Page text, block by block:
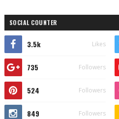
SOCIAL COUNTER
3.5k Likes
735 Followers
524 Followers
849 Followers